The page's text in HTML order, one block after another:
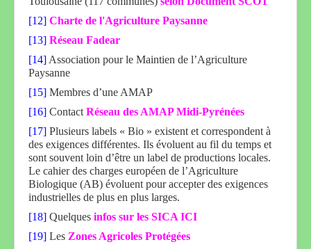
[12] Charte de l'Agriculture Paysanne
[13] Réseau Fadear
[14] Association pour le Maintien de l’Agriculture
Paysanne
[15] Membres d’une AMAP
[16] Contact Réseau des AMAP Midi-Pyrénées
[17] Plusieurs labels « Bio » existent et correspondent à
des exigences différentes. Ils évoluent au fil du temps et
sont souvent loin d’être un label de productions locales.
Le cahier des charges européen de l’Agriculture
Biologique (AB) évoluent pour accepter des exigences
industrielles de plus en plus larges.
[18] Quelques infos sur les SICA ICI
[19] Les Zones Agricoles Protégées